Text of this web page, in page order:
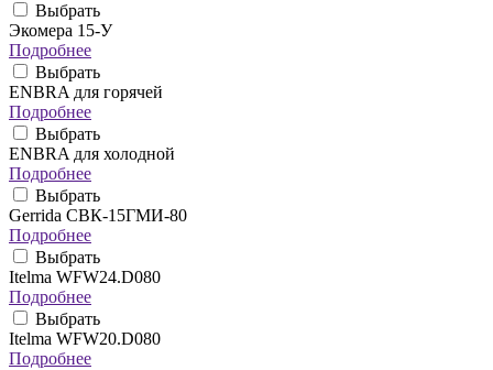
Выбрать
Экомера 15-У
Подробнее
Выбрать
ENBRA для горячей
Подробнее
Выбрать
ENBRA для холодной
Подробнее
Выбрать
Gerrida СВК-15ГМИ-80
Подробнее
Выбрать
Itelma WFW24.D080
Подробнее
Выбрать
Itelma WFW20.D080
Подробнее